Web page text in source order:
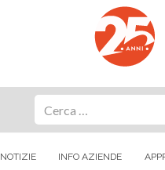
NOTIZIE INFO AZIENDE